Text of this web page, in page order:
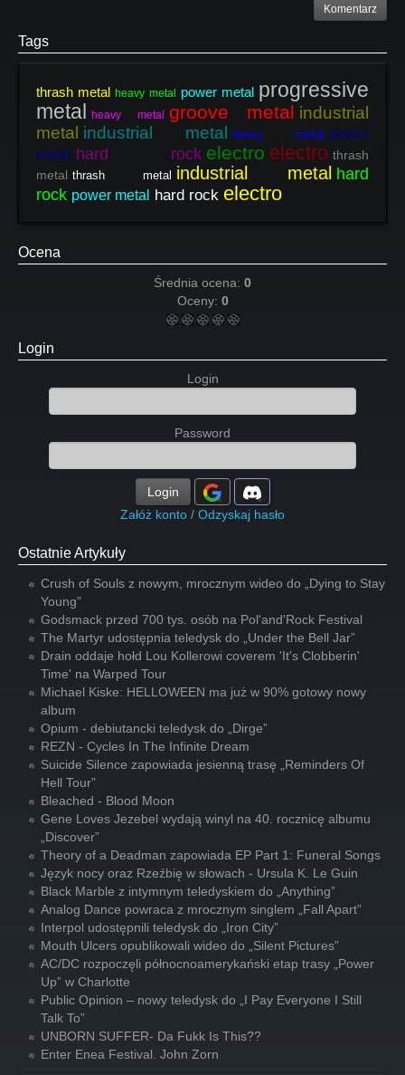
Komentarz
Tags
thrash metal heavy metal power metal progressive
metal heavy metal groove metal industrial
metal industrial metal heavy metal power
metal
hard rock electro electro thrash
metal thrash metal industrial metal hard
rock power metal hard rock electro
Ocena
Średnia ocena: 0
Oceny: 0
Login
Login
Password
Login
Załóż konto / Odzyskaj hasło
Ostatnie Artykuły
Crush of Souls z nowym, mrocznym wideo do „Dying to Stay
Young”
Godsmack przed 700 tys. osób na Pol'and'Rock Festival
The Martyr udostępnia teledysk do „Under the Bell Jar”
Drain oddaje hołd Lou Kollerowi coverem 'It's Clobberin'
Time' na Warped Tour
Michael Kiske: HELLOWEEN ma już w 90% gotowy nowy
album
Opium - debiutancki teledysk do „Dirge”
REZN - Cycles In The Infinite Dream
Suicide Silence zapowiada jesienną trasę „Reminders Of
Hell Tour”
Bleached - Blood Moon
Gene Loves Jezebel wydają winyl na 40. rocznicę albumu
„Discover”
Theory of a Deadman zapowiada EP Part 1: Funeral Songs
Język nocy oraz Rzeźbię w słowach - Ursula K. Le Guin
Black Marble z intymnym teledyskiem do „Anything”
Analog Dance powraca z mrocznym singlem „Fall Apart”
Interpol udostępnili teledysk do „Iron City”
Mouth Ulcers opublikowali wideo do „Silent Pictures”
AC/DC rozpoczęli północnoamerykański etap trasy „Power
Up” w Charlotte
Public Opinion – nowy teledysk do „I Pay Everyone I Still
Talk To”
UNBORN SUFFER- Da Fukk Is This??
Enter Enea Festival. John Zorn